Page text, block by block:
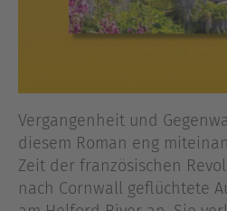
Vergangenheit und
diesem Roman eng
Zeit der französischen
nach Cornwall geflüchtete